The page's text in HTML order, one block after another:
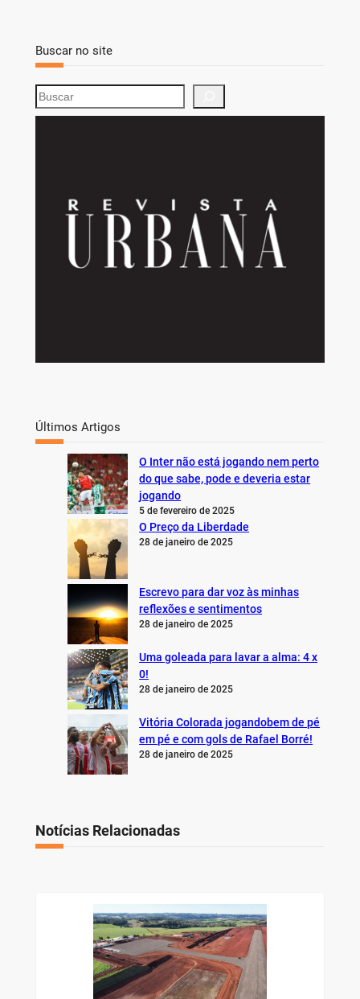
Buscar no site
S
e
Últimos Artigos
O Inter não está jogando nem perto
do que sabe, pode e deveria estar
jogando
5 de fevereiro de 2025
O Preço da Liberdade
28 de janeiro de 2025
Escrevo para dar voz às minhas
reflexões e sentimentos
28 de janeiro de 2025
Uma goleada para lavar a alma: 4 x
0!
28 de janeiro de 2025
Vitória Colorada jogandobem de pé
em pé e com gols de Rafael Borré!
28 de janeiro de 2025
Notícias Relacionadas